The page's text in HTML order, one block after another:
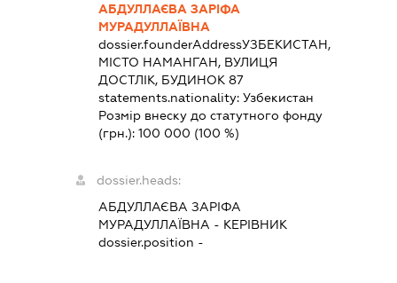
АБДУЛЛАЄВА ЗАРІФА
МУРАДУЛЛАЇВНА
dossier.founderAddressУЗБЕКИСТАН,
МІСТО НАМАНГАН, ВУЛИЦЯ
ДОСТЛІК, БУДИНОК 87
statements.nationality: Узбекистан
Розмір внеску до статутного фонду
(грн.): 100 000 (100 %)
dossier.heads:
АБДУЛЛАЄВА ЗАРІФА
МУРАДУЛЛАЇВНА - КЕРІВНИК
dossier.position -